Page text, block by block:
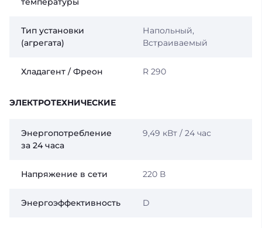
Тип установки
(агрегата)
Напольный,
Встраиваемый
Хладагент / Фреон R 290
ЭЛЕКТРОТЕХНИЧЕСКИЕ
Энергопотребление
за 24 часа
9,49 кВт / 24 час
Напряжение в сети 220 В
Энергоэффективность D